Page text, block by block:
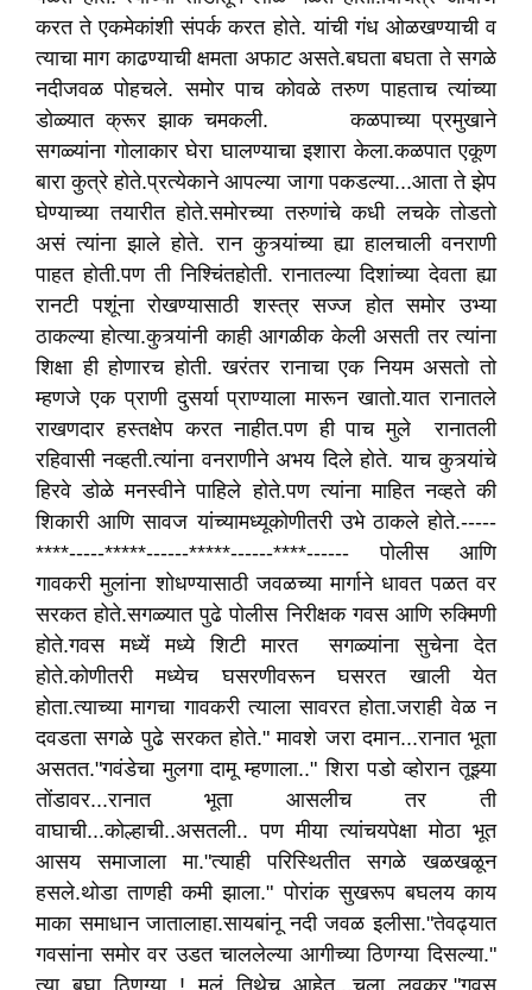
करत ते एकमेकांशी संपर्क करत होते. यांची गंध ओळखण्याची व
त्याचा माग काढण्याची क्षमता अफाट असते.बघता बघता ते सगळे
नदीजवळ पोहचले. समोर पाच कोवळे तरुण पाहताच त्यांच्या
डोळ्यात क्रूर झाक चमकली. कळपाच्या प्रमुखाने
सगळ्यांना गोलाकार घेरा घालण्याचा इशारा केला.कळपात एकूण
बारा कुत्रे होते.प्रत्येकाने आपल्या जागा पकडल्या...आता ते झेप
घेण्याच्या तयारीत होते.समोरच्या तरुणांचे कधी लचके तोडतो
असं त्यांना झाले होते. रान कुत्र्यांच्या ह्या हालचाली वनराणी
पाहत होती.पण ती निश्चिंतहोती. रानातल्या दिशांच्या देवता ह्या
रानटी पशूंना रोखण्यासाठी शस्त्र सज्ज होत समोर उभ्या
ठाकल्या होत्या.कुत्र्यांनी काही आगळीक केली असती तर त्यांना
शिक्षा ही होणारच होती. खरंतर रानाचा एक नियम असतो तो
म्हणजे एक प्राणी दुसर्या प्राण्याला मारून खातो.यात रानातले
राखणदार हस्तक्षेप करत नाहीत.पण ही पाच मुले रानातली
रहिवासी नव्हती.त्यांना वनराणीने अभय दिले होते. याच कुत्र्यांचे
हिरवे डोळे मनस्वीने पाहिले होते.पण त्यांना माहित नव्हते की
शिकारी आणि सावज यांच्यामध्यूकोणीतरी उभे ठाकले होते.-----
****-----*****------*****------****------ पोलीस आणि
गावकरी मुलांना शोधण्यासाठी जवळच्या मार्गाने धावत पळत वर
सरकत होते.सगळ्यात पुढे पोलीस निरीक्षक गवस आणि रुक्मिणी
होते.गवस मध्यें मध्ये शिटी मारत सगळ्यांना सुचेना देत
होते.कोणीतरी मध्येच घसरणीवरून घसरत खाली येत
होता.त्याच्या मागचा गावकरी त्याला सावरत होता.जराही वेळ न
दवडता सगळे पुढे सरकत होते." मावशे जरा दमान...रानात भूता
असतत."गवंडेचा मुलगा दामू म्हणाला.." शिरा पडो व्होरान तूझ्या
तोंडावर...रानात भूता आसलीच तर ती
वाघाची...कोल्हाची..असतली.. पण मीया त्यांचयपेक्षा मोठा भूत
आसय समाजाला मा."त्याही परिस्थितीत सगळे खळखळून
हसले.थोडा ताणही कमी झाला." पोरांक सुखरूप बघलय काय
माका समाधान जातालाहा.सायबांनू नदी जवळ इलीसा."तेवढ्यात
गवसांना समोर वर उडत चाललेल्या आगीच्या ठिणग्या दिसल्या."
त्या बघा ठिणग्या ! मुलं तिथेच आहेत...चला लवकर."गवस